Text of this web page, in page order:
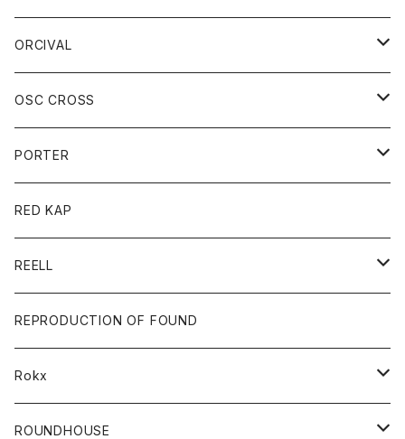
Tシャツ
ロングスリーブＴシャツ
ジーンズ
パンツ
ボトム
スカート
ORCIVAL
アウター
コート
ジャケット
アクセサリー
バッグ
キッズ
Tシャツ
帽子
グッズ
靴
バック
トップス
カットソー
カーディガン
ボトムス
ショートパンツ
レディース
OSC CROSS
ダウンジャケット
PORTER
カードホルダー
キーホルダー
財布
バック
RED KAP
REELL
パンツ
ショートパンツ
REPRODUCTION OF FOUND
Rokx
ボトム
ROUNDHOUSE